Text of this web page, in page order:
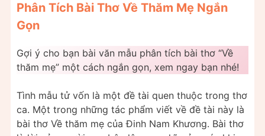
Phân Tích Bài Thơ Về Thăm Mẹ Ngắn
Gọn
Gợi ý cho bạn bài văn mẫu phân tích bài thơ “Về
thăm mẹ” một cách ngắn gọn, xem ngay bạn nhé!
Tình mẫu tử vốn là một đề tài quen thuộc trong thơ
ca. Một trong những tác phẩm viết về đề tài này là
bài thơ Về thăm mẹ của Đinh Nam Khương. Bài thơ